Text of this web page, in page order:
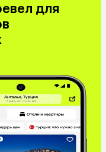
для